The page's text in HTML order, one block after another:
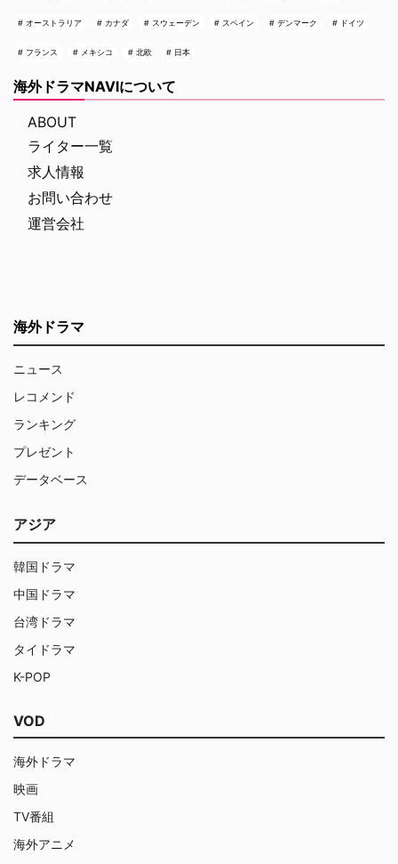
オーストラリア カナダ スウェーデン スペイン デンマーク ドイツ
フランス メキシコ 北欧 日本
海外ドラマNAVIについて
ABOUT
ライター一覧
求人情報
お問い合わせ
運営会社
海外ドラマ
ニュース
レコメンド
ランキング
プレゼント
データベース
アジア
韓国ドラマ
中国ドラマ
台湾ドラマ
タイドラマ
K-POP
VOD
海外ドラマ
映画
TV番組
海外アニメ